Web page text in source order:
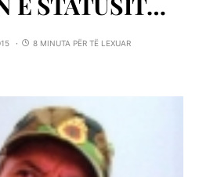
8 MINUTA PËR TË LEXUAR